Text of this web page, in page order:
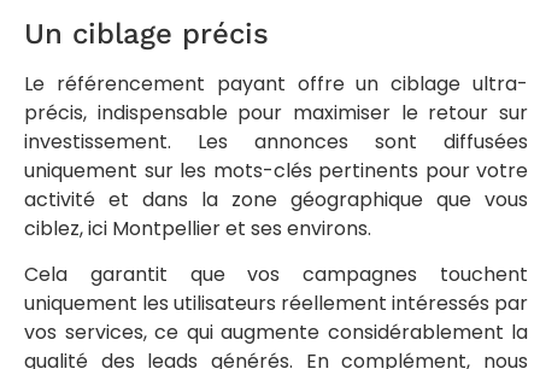
Un ciblage précis
Le référencement payant offre un ciblage ultra-
précis, indispensable pour maximiser le retour sur
investissement. Les annonces sont diffusées
uniquement sur les mots-clés pertinents pour votre
activité et dans la zone géographique que vous
ciblez, ici Montpellier et ses environs.
Cela garantit que vos campagnes touchent
uniquement les utilisateurs réellement intéressés par
vos services, ce qui augmente considérablement la
qualité des leads générés. En complément, nous